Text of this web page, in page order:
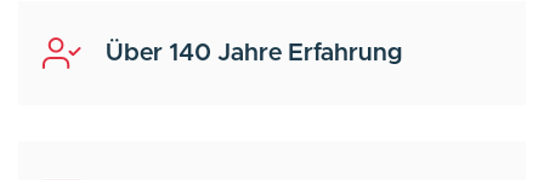
Über 140 Jahre Erfahrung